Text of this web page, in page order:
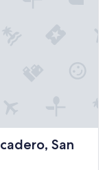
San
Francisco